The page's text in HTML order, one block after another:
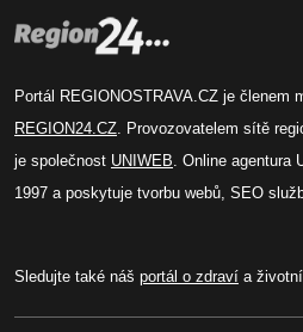
Portál REGIONOSTRAVA.CZ je členem
REGION24.CZ . Provozovatelem sítě
je společnost UNIWEB . Online
1997 a poskytuje tvorbu webů, SEO
Sledujte také náš portál o zdraví a